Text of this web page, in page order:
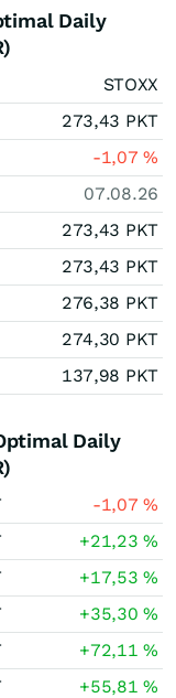
Daily
STOXX
273,43 PKT
-1,07%
07.08.26
273,43 PKT
273,43 PKT
276,38 PKT
274,30 PKT
137,98 PKT
Daily
-1,07%
+21,23%
+17,53%
+35,30%
+72,11%
+55,81%